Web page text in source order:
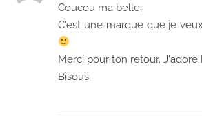
Coucou ma belle,
C'est une marque que je
Merci pour ton retour. J'adore
Bisous